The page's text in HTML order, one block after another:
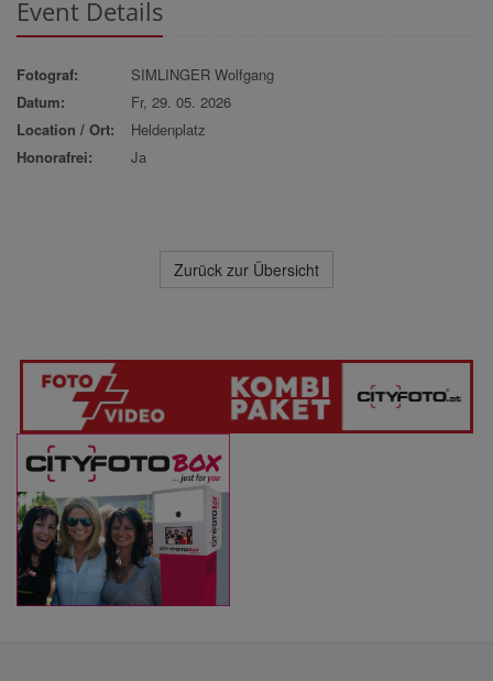
Event Details
Fotograf:
SIMLINGER Wolfgang
Datum:
Fr, 29. 05. 2026
Location / Ort:
Heldenplatz
Honorafrei:
Ja
Zurück zur Übersicht